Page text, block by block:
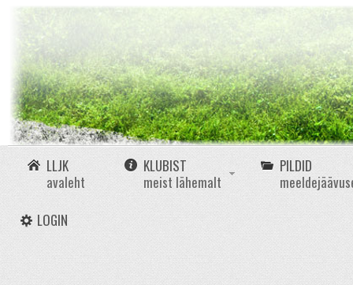
LLJK
avaleht
KLUBIST
meist lähemalt
PILDID
LOGIN